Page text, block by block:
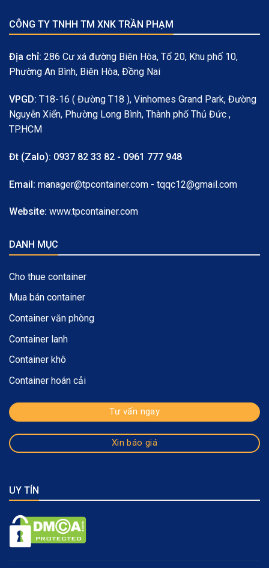
CÔNG TY TNHH TM XNK TRẦN PHẠM
Địa chỉ: 286 Cư xá đường Biên Hòa, Tổ 20, Khu phố 10,
Phường An Bình, Biên Hòa, Đồng Nai
VPGD: T18-16 ( Đường T18 ), Vinhomes Grand Park, Đường
Nguyễn Xiển, Phường Long Bình, Thành phố Thủ Đức ,
TP.HCM
Đt (Zalo): 0937 82 33 82 - 0961 777 948
Email: manager@tpcontainer.com - tqqc12@gmail.com
Website: www.tpcontainer.com
DANH MỤC
Cho thue container
Mua bán container
Container văn phòng
Container lanh
Container khô
Container hoán cải
Tư vấn ngay
Xin báo giá
UY TÍN